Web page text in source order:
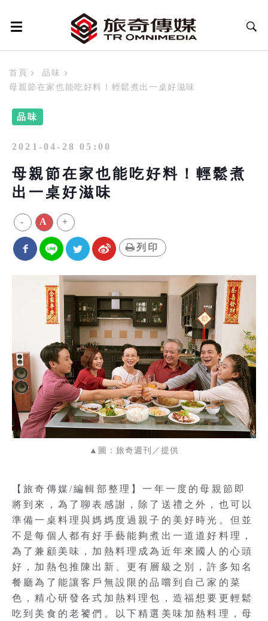
首頁
品味
母親節在家也能吃好料！輕鬆煮出一桌好滋味
品味
2021-04-28 05:00
母親節在家也能吃好料！輕鬆煮
出一桌好滋味
- A +
列印
▲圖：旅奇週刊／提供
【旅奇傳媒/編輯部整理】一年一度的母親節即
將到來，為了聊表感謝，除了送禮之外，也可以
準備一桌料理與媽媽度過親子的美好時光。但並
不是每個人都有好手藝能夠煮出一道道好料理，
為了兼顧美味，加熱料理成為近年來國人的心頭
好，加熱包推陳出新、更有層級之別，許多知名
餐廳為了能讓客戶無設限的品嚐到自己家的菜
色，精心研發各式加熱料理包，造福想要更輕鬆
吃到美食的老饕們。以下精選美味加熱料理，母